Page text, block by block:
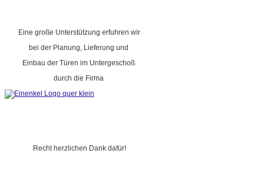
Eine große Unterstützung erfuhren wir
bei der Planung, Lieferung und
Einbau der Türen im Untergeschoß
durch die Firma
Recht herzlichen Dank dafür!